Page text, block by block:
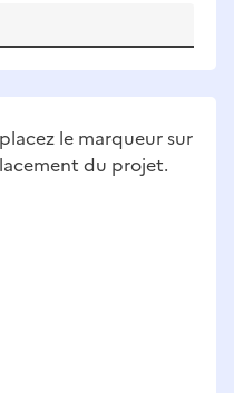
le marqueur sur
du projet.